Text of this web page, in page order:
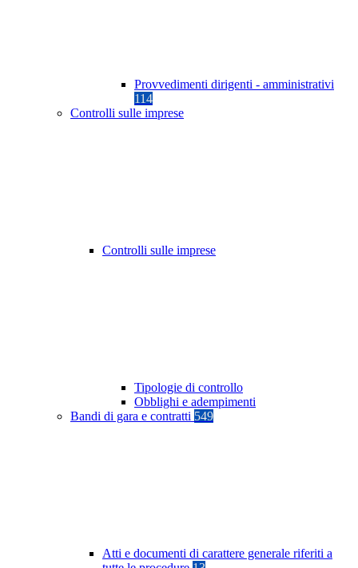
Provvedimenti dirigenti - amministrativi
114
Controlli sulle imprese
Controlli sulle imprese
Tipologie di controllo
Obblighi e adempimenti
Bandi di gara e contratti 549
Atti e documenti di carattere generale riferiti a